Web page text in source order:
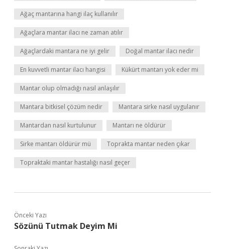
Ağaç mantarına hangi ilaç kullanılır
Ağaçlara mantar ilacı ne zaman atılır
Ağaçlardaki mantara ne iyi gelir Doğal mantar ilacı nedir
En kuvvetli mantar ilacı hangisi Kükürt mantarı yok eder mi
Mantar olup olmadığı nasıl anlaşılır
Mantara bitkisel çözüm nedir Mantara sirke nasıl uygulanır
Mantardan nasıl kurtulunur Mantarı ne öldürür
Sirke mantarı öldürür mü Toprakta mantar neden çıkar
Topraktaki mantar hastalığı nasıl geçer
Önceki Yazı
Sözünü Tutmak Deyim Mi